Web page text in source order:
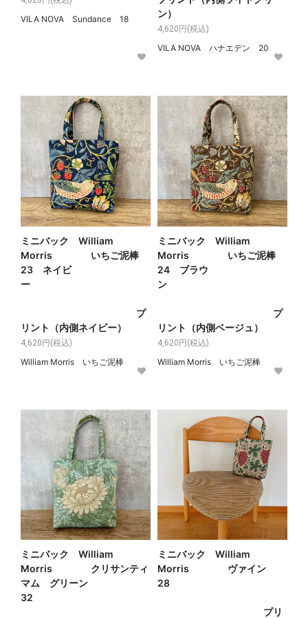
VILA NOVA Sundance 18
ン）
4,620円(税込)
VILA NOVA ハナエデン 20
ミニバック William
Morris いちご泥棒
23 ネイビ
ー
プ
リント（内側ネイビー）
4,620円(税込)
William Morris いちご泥棒
ミニバック William
Morris いちご泥棒
24 ブラウ
ン
プ
リント（内側ベージュ）
4,620円(税込)
William Morris いちご泥棒
ミニバック William
Morris クリサンティ
マム グリーン
32
ミニバック William
Morris ヴァイン
28
プリ